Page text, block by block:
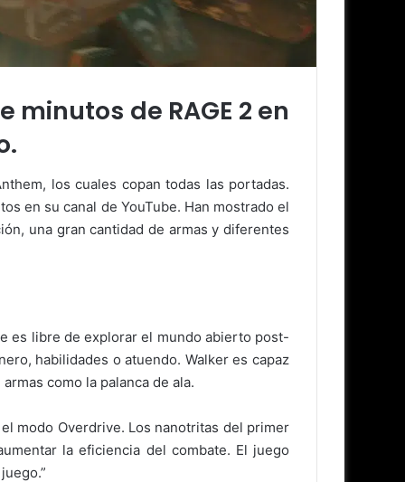
de RAGE 2 en
los cuales copan todas las portadas.
en su canal de YouTube. Han mostrado el
una gran cantidad de armas y diferentes
es libre de explorar el mundo abierto post-
habilidades o atuendo. Walker es capaz
como la palanca de ala.
modo Overdrive. Los nanotritas del primer
la eficiencia del combate. El juego